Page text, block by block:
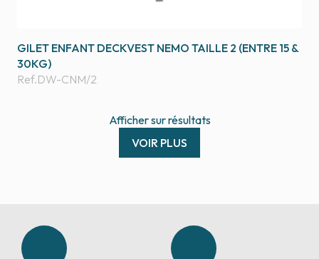
GILET ENFANT DECKVEST NEMO TAILLE 2 (ENTRE 15 &
30KG)
Ref.DW-CNM/2
Affichersurrésultats
VOIR PLUS